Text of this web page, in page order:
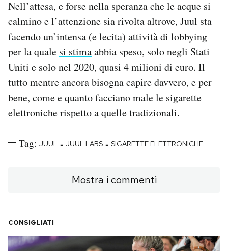
Nell’attesa, e forse nella speranza che le acque si
calmino e l’attenzione sia rivolta altrove, Juul sta
facendo un’intensa (e lecita) attività di lobbying
per la quale si stimaabbia speso, solo negli Stati
Uniti e solo nel 2020, quasi 4 milioni di euro. Il
tutto mentre ancora bisogna capire davvero, e per
bene, come e quanto facciano male le sigarette
elettroniche rispetto a quelle tradizionali.
Tag: JUUL - JUUL LABS - SIGARETTE ELETTRONICHE
Mostra i commenti
CONSIGLIATI